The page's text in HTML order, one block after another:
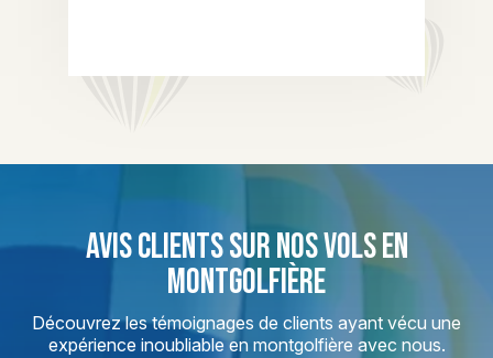
AVIS CLIENTS SUR NOS VOLS EN
MONTGOLFIÈRE
Découvrez les témoignages de clients ayant vécu une
expérience inoubliable en montgolfière avec nous.